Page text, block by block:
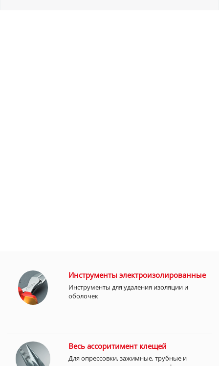
Инструменты электроизолированные
Инструменты для удаления изоляции и
оболочек
Весь ассоритимент клещей
Для опрессовки, зажимные, трубные и